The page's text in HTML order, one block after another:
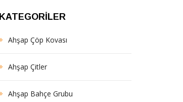
KATEGORILER
Ahşap Çöp Kovası
Ahşap Çitler
Ahşap Bahçe Grubu